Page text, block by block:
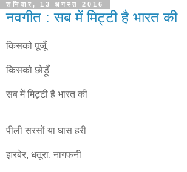
शनिवार, 13 अगस्त 2016
नवगीत : सब में मिट्टी है भारत की
किसको पूजूँ
किसको छोड़ूँ
सब में मिट्टी है भारत की
पीली सरसों या घास हरी
झरबेर, धतूरा, नागफनी